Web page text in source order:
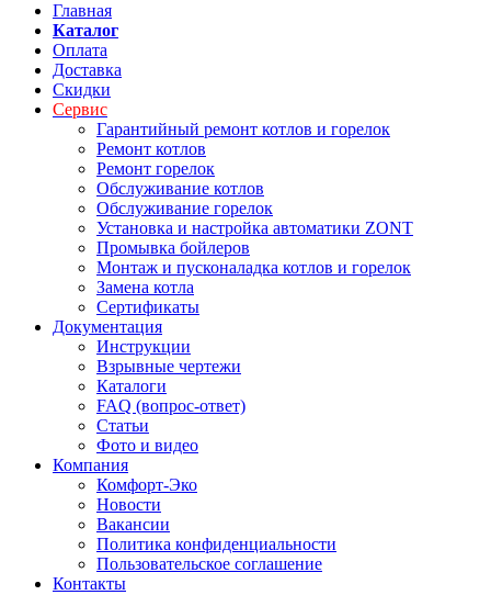
Главная
Каталог
Оплата
Доставка
Скидки
Сервис
Гарантийный ремонт котлов и горелок
Ремонт котлов
Ремонт горелок
Обслуживание котлов
Обслуживание горелок
Установка и настройка автоматики ZONT
Промывка бойлеров
Монтаж и пусконаладка котлов и горелок
Замена котла
Сертификаты
Документация
Инструкции
Взрывные чертежи
Каталоги
FAQ (вопрос-ответ)
Статьи
Фото и видео
Компания
Комфорт-Эко
Новости
Вакансии
Политика конфиденциальности
Пользовательское соглашение
Контакты